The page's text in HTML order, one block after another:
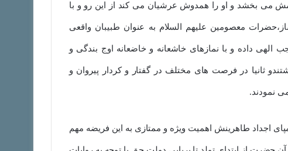
می بخشد و او را همدوش عرشیان می کند از این رو و با
معصومین علیهم السلام به عنوان طبیبان واقعی
الهی داده و با نمازهای خاشعانه و خاضعانه اوج بندگی و
ثانیا در فرصت های مختلف در گفتار و کردار پیروان و
نمودند.
اجداد طاهرینش اهمیت ویژه و ممتازی به این فریضه مهم